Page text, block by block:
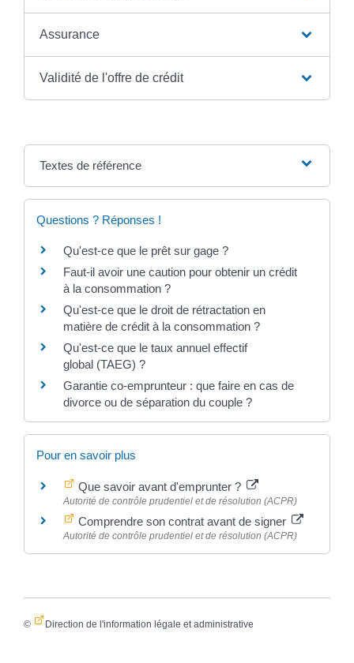
Assurance
Validité de l'offre de crédit
Textes de référence
Questions ? Réponses !
Qu'est-ce que le prêt sur gage ?
Faut-il avoir une caution pour obtenir un crédit
à la consommation ?
Qu'est-ce que le droit de rétractation en
matière de crédit à la consommation ?
Qu'est-ce que le taux annuel effectif
global (TAEG) ?
Garantie co-emprunteur : que faire en cas de
divorce ou de séparation du couple ?
Pour en savoir plus
Que savoir avant d'emprunter ?
Autorité de contrôle prudentiel et de résolution (ACPR)
Comprendre son contrat avant de signer
Autorité de contrôle prudentiel et de résolution (ACPR)
© Direction de l'information légale et administrative